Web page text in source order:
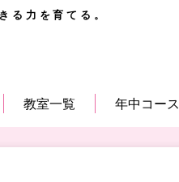
る力を育てる。
教室一覧 年中コース